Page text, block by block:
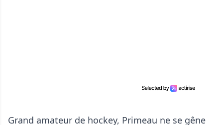
Grand amateur de hockey, Primeau ne se gêne